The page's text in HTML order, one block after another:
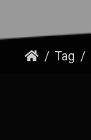
Tag